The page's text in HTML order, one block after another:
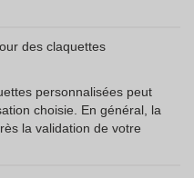
des claquettes
personnalisées peut
choisie. En général, la
la validation de votre